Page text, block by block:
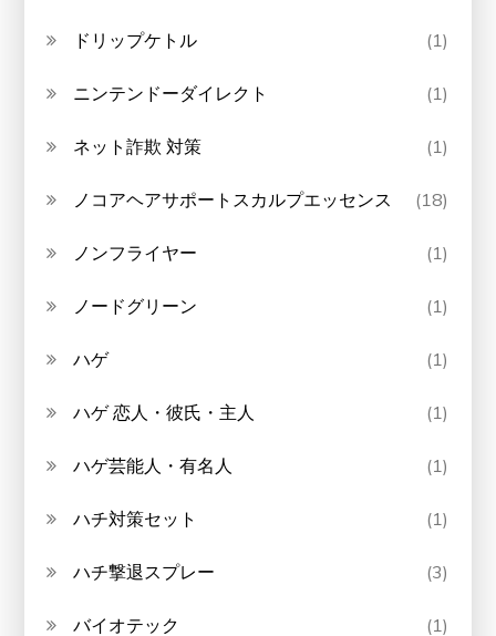
ドリップケトル (1)
ニンテンドーダイレクト (1)
ネット詐欺 対策 (1)
ノコアヘアサポートスカルプエッセンス (18)
ノンフライヤー (1)
ノードグリーン (1)
ハゲ (1)
ハゲ 恋人・彼氏・主人 (1)
ハゲ芸能人・有名人 (1)
ハチ対策セット (1)
ハチ撃退スプレー (3)
バイオテック (1)